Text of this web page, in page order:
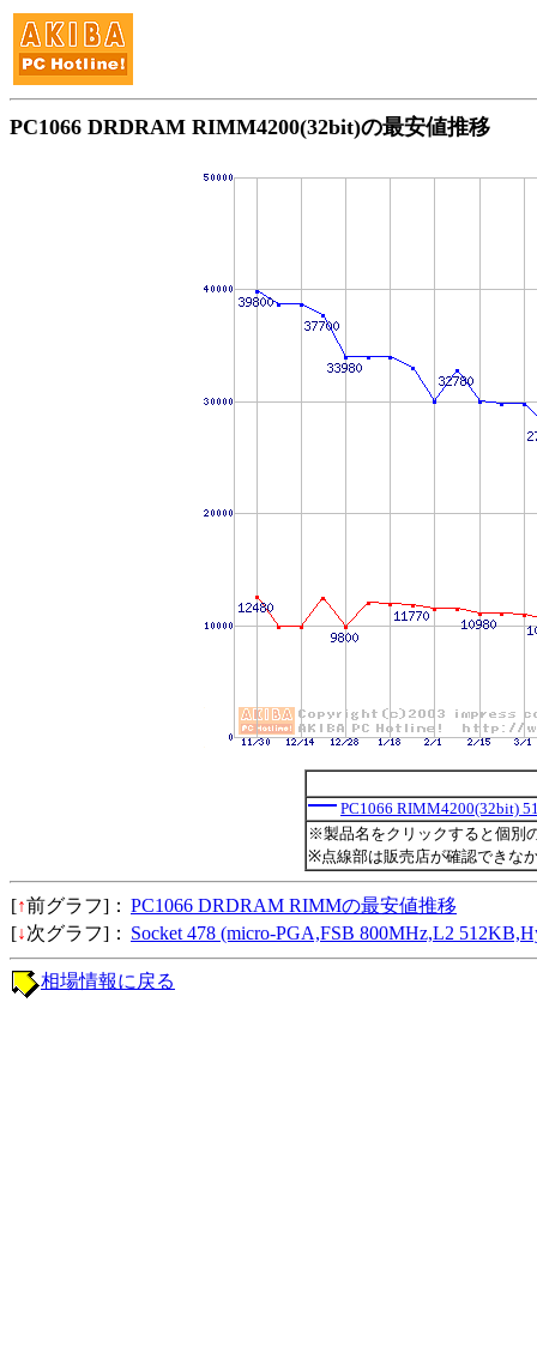
PC1066 DRDRAM RIMM4200(32bit)の最安値推移
PC1066 RIMM4200(32bit)
※製品名をクリックすると個別
※点線部は販売店が確認できな
[↑前グラフ]： PC1066 DRDRAM RIMMの最安値推移
[↓次グラフ]： Socket 478 (micro-PGA,FSB 800MHz,L2
相場情報に戻る